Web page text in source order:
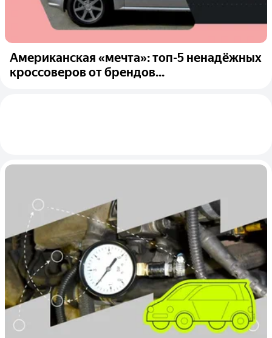
Американская «мечта»: топ-5 ненадёжных
кроссоверов от брендов...